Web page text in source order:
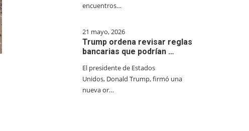
encuentros…
21 mayo, 2026
Trump ordena revisar reglas
bancarias que podrían …
El presidente de Estados
Unidos, Donald Trump, firmó una
nueva or…